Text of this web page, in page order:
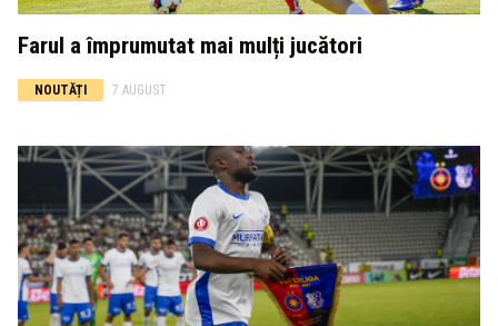
Farul a împrumutat mai mulți jucători
NOUTĂȚI 7 AUGUST